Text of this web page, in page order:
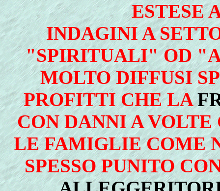
ESTESE
INDAGINI A
"SPIRITUALI" OD
MOLTO DIFFUSI
PROFITTI CHE LA
CON DANNI A
LE FAMIGLIE COME
SPESSO PUNITO